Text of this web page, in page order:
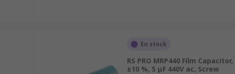
En stock
RS PRO MRP440 Film Capacitor,
±10 %, 5 μF 440V ac, Screw